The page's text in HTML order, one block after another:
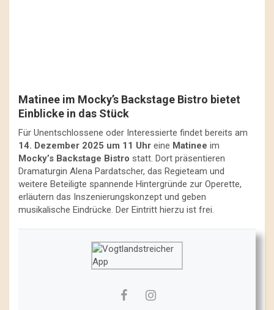
Matinee im Mocky’s Backstage Bistro bietet
Einblicke in das Stück
Für Unentschlossene oder Interessierte findet bereits am
14. Dezember 2025 um 11 Uhr eine Matinee im
Mocky’s Backstage Bistro statt. Dort präsentieren
Dramaturgin Alena Pardatscher, das Regieteam und
weitere Beteiligte spannende Hintergründe zur Operette,
erläutern das Inszenierungskonzept und geben
musikalische Eindrücke. Der Eintritt hierzu ist frei.